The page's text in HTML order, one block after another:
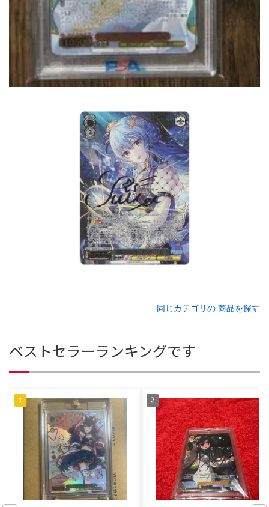
同じカテゴリの 商品を探す
ベストセラーランキングです